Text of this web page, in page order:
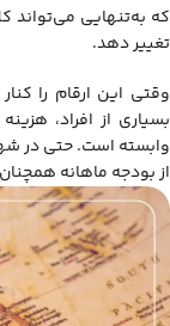
که به‌تنهایی می‌تواند
تغییر دهد.
وقتی این ارقام را
بسیاری از افراد،
وابسته است. حتی در
از بودجه ماهانه